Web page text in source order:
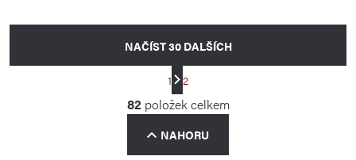
O
v
l
NAČÍST 30 DALŠÍCH
S
t
r
á
1 2
82položek celkem
NAHORU